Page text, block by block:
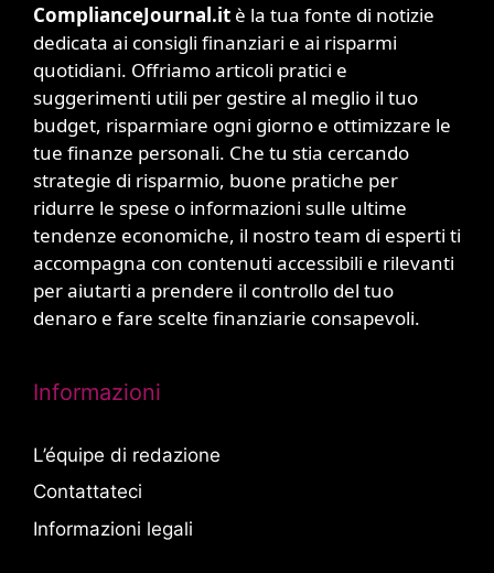
ComplianceJournal.it è la tua fonte di notizie
dedicata ai consigli finanziari e ai risparmi
quotidiani. Offriamo articoli pratici e
suggerimenti utili per gestire al meglio il tuo
budget, risparmiare ogni giorno e ottimizzare le
tue finanze personali. Che tu stia cercando
strategie di risparmio, buone pratiche per
ridurre le spese o informazioni sulle ultime
tendenze economiche, il nostro team di esperti ti
accompagna con contenuti accessibili e rilevanti
per aiutarti a prendere il controllo del tuo
denaro e fare scelte finanziarie consapevoli.
Informazioni
L’équipe di redazione
Contattateci
Informazioni legali